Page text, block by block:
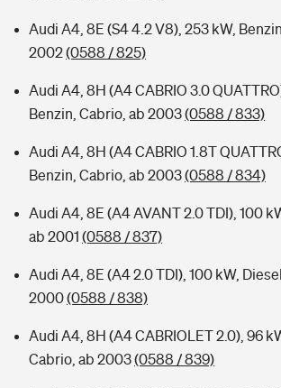
Audi A4, 8E (S4 4.2 V8), 253 kW,
2002(0588 / 825)
Audi A4, 8H (A4 CABRIO 3.0
Benzin, Cabrio, ab 2003(0588 / 833)
Audi A4, 8H (A4 CABRIO 1.8T
Benzin, Cabrio, ab 2003(0588 / 834)
Audi A4, 8E (A4 AVANT 2.0 TDI), 100
ab 2001 (0588 / 837)
Audi A4, 8E (A4 2.0 TDI), 100 kW,
2000(0588 / 838)
Audi A4, 8H (A4 CABRIOLET 2.0), 96
Cabrio, ab 2003(0588 / 839)